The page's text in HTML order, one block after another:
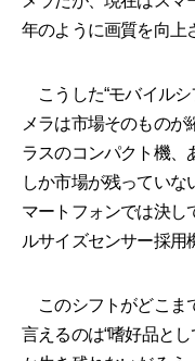
年のように画質を向上
こうした“モバイルシ
メラは市場そのものが
ラスのコンパクト機、
しか市場が残っていな
マートフォンでは決し
ルサイズセンサー採用
このシフトがどこま
言えるのは“嗜好品と